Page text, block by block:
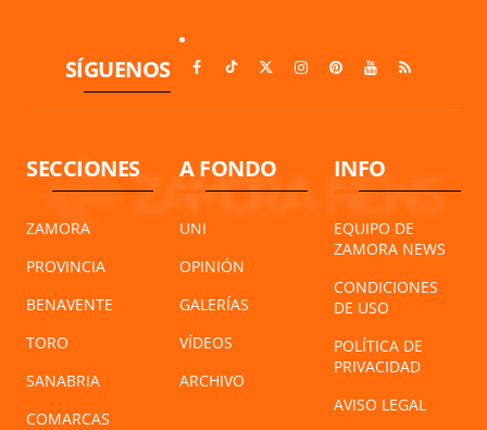
SÍGUENOS
SECCIONES
ZAMORA
PROVINCIA
BENAVENTE
TORO
SANABRIA
COMARCAS
A FONDO
UNI
OPINIÓN
GALERÍAS
VÍDEOS
ARCHIVO
INFO
EQUIPO DE
ZAMORA NEWS
CONDICIONES
DE USO
POLÍTICA DE
PRIVACIDAD
AVISO LEGAL